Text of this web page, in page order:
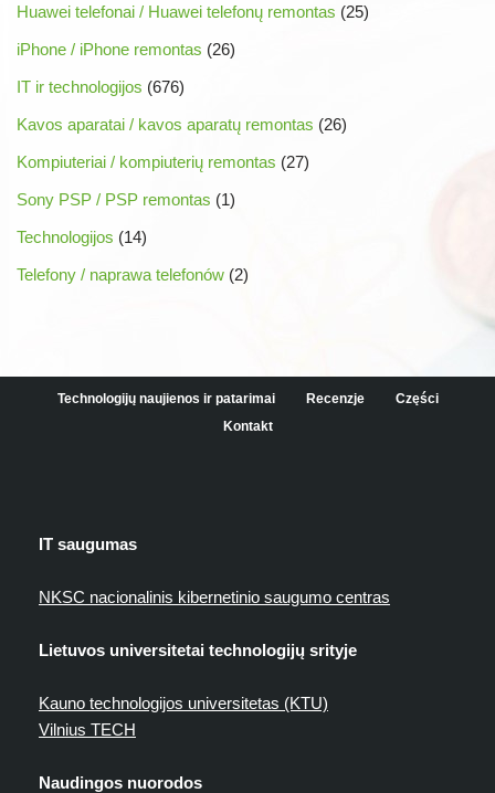
Huawei telefonai / Huawei telefonų remontas (25)
iPhone / iPhone remontas (26)
IT ir technologijos (676)
Kavos aparatai / kavos aparatų remontas (26)
Kompiuteriai / kompiuterių remontas (27)
Sony PSP / PSP remontas (1)
Technologijos (14)
Telefony / naprawa telefonów (2)
Technologijų naujienos ir patarimai Recenzje
Części
Kontakt
IT saugumas
NKSC nacionalinis kibernetinio saugumo centras
Lietuvos universitetai technologijų srityje
Kauno technologijos universitetas (KTU)
Vilnius TECH
Naudingos nuorodos